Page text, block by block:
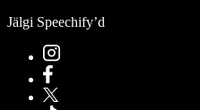
Jälgi Speechify’d